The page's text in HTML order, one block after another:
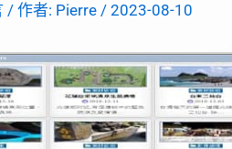
/ 作者: Pierre / 2023-08-10